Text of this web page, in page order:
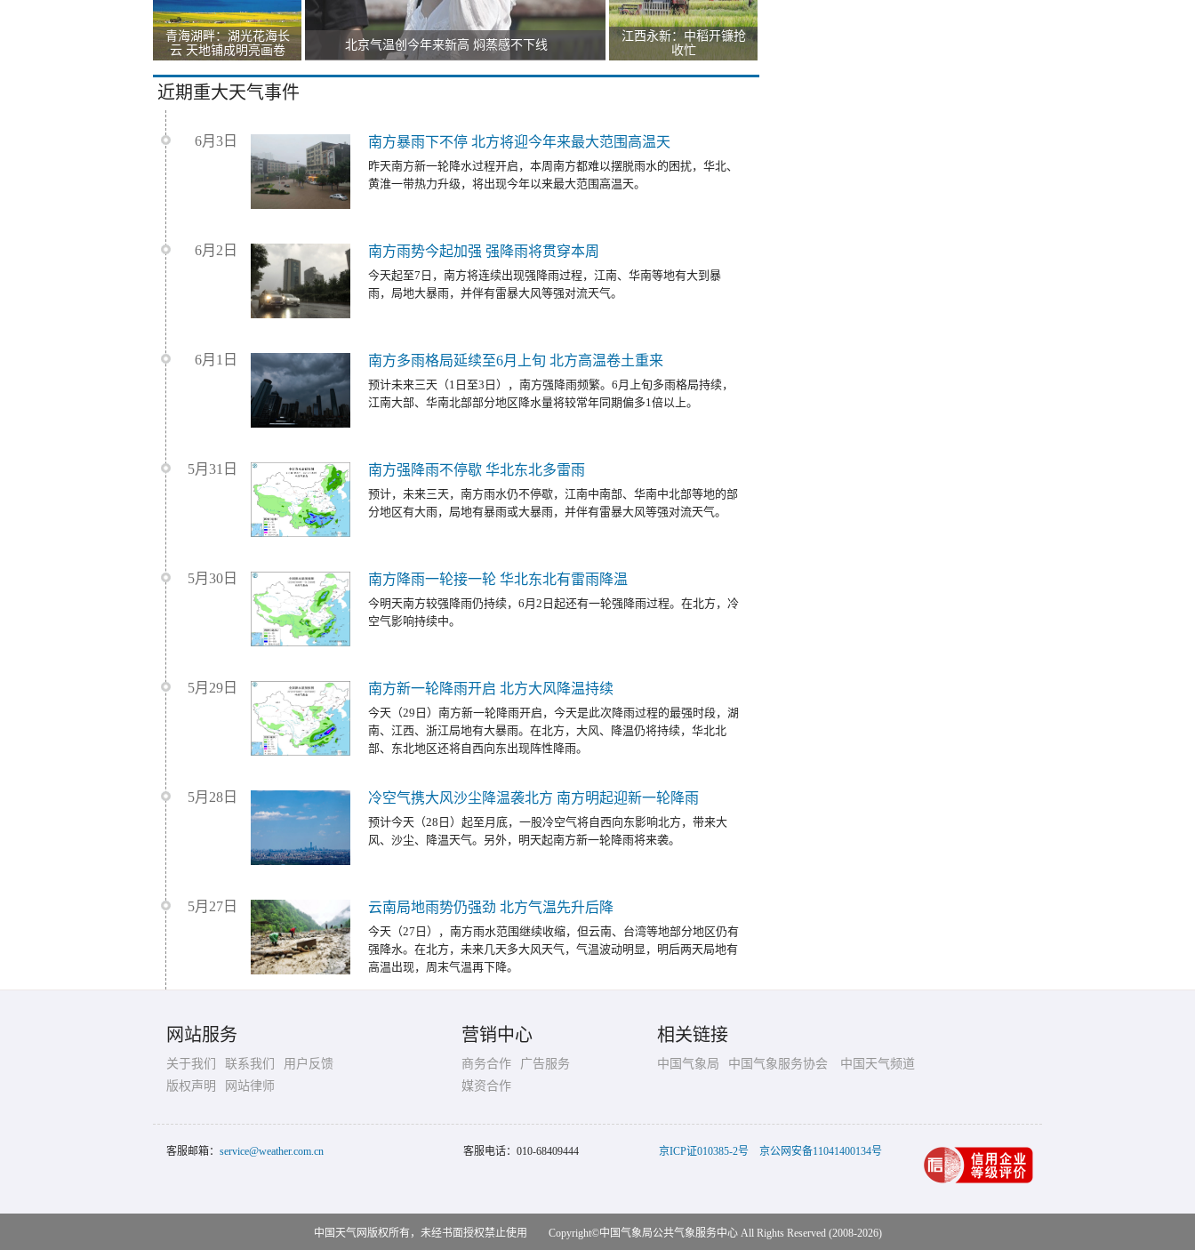
青海湖畔：湖光花海长
云 天地铺成明亮画卷
北京气温创今年来新高 焖蒸感不下线
江西永新：中稻开镰抢
收忙
近期重大天气事件
6月3日 南方暴雨下不停 北方将迎今年来最大范围高温天
昨天南方新一轮降水过程开启，本周南方都难以摆脱雨水的困扰，华北、
黄淮一带热力升级，将出现今年以来最大范围高温天。
6月2日 南方雨势今起加强 强降雨将贯穿本周
今天起至7日，南方将连续出现强降雨过程，江南、华南等地有大到暴
雨，局地大暴雨，并伴有雷暴大风等强对流天气。
6月1日 南方多雨格局延续至6月上旬 北方高温卷土重来
预计未来三天（1日至3日），南方强降雨频繁。6月上旬多雨格局持续，
江南大部、华南北部部分地区降水量将较常年同期偏多1倍以上。
5月31日 南方强降雨不停歇 华北东北多雷雨
预计，未来三天，南方雨水仍不停歇，江南中南部、华南中北部等地的部
分地区有大雨，局地有暴雨或大暴雨，并伴有雷暴大风等强对流天气。
5月30日 南方降雨一轮接一轮 华北东北有雷雨降温
今明天南方较强降雨仍持续，6月2日起还有一轮强降雨过程。在北方，冷
空气影响持续中。
5月29日 南方新一轮降雨开启 北方大风降温持续
今天（29日）南方新一轮降雨开启，今天是此次降雨过程的最强时段，湖
南、江西、浙江局地有大暴雨。在北方，大风、降温仍将持续，华北北
部、东北地区还将自西向东出现阵性降雨。
5月28日 冷空气携大风沙尘降温袭北方 南方明起迎新一轮降雨
预计今天（28日）起至月底，一股冷空气将自西向东影响北方，带来大
风、沙尘、降温天气。另外，明天起南方新一轮降雨将来袭。
5月27日 云南局地雨势仍强劲 北方气温先升后降
今天（27日），南方雨水范围继续收缩，但云南、台湾等地部分地区仍有
强降水。在北方，未来几天多大风天气，气温波动明显，明后两天局地有
高温出现，周末气温再下降。
网站服务
关于我们 联系我们
用户反馈
版权声明
网站律师
营销中心
商务合作
广告服务
媒资合作
相关链接
中国气象局 中国气象服务协会 中国天气频道
客服邮箱： service@weather.com.cn 客服电话： 010-68409444 京ICP证010385-2号 京公网安备11041400134号
中国天气网版权所有，未经书面授权禁止使用 Copyright©中国气象局公共气象服务中心All Rights Reserved (2008-2026)